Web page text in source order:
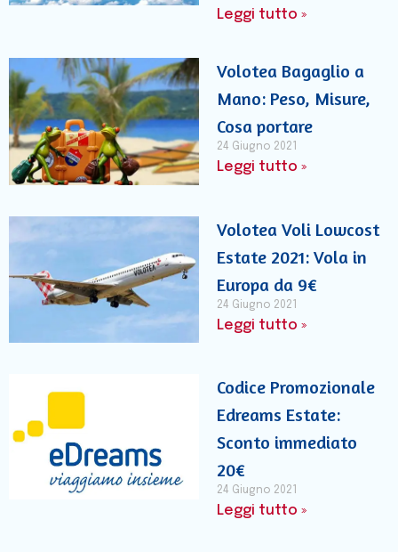
Leggi tutto »
Volotea Bagaglio a
Mano: Peso, Misure,
Cosa portare
24 Giugno 2021
Leggi tutto »
Volotea Voli Lowcost
Estate 2021: Vola in
Europa da 9€
24 Giugno 2021
Leggi tutto »
Codice Promozionale
Edreams Estate:
Sconto immediato
20€
24 Giugno 2021
Leggi tutto »